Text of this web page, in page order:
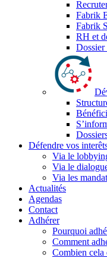
Fabrik
Fabrik
RH et
Dossier
Défendre vos
Via le
Via le
Via les
Actualités
Agendas
Contact
Adhérer
Pourquoi
Comment
Combien cela